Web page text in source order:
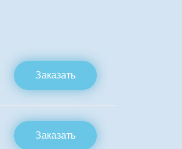
Заказать
Заказать